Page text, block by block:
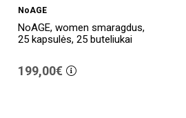
NoAGE
NoAGE, women smaragdus,
25 kapsulės, 25 buteliukai
199,00€